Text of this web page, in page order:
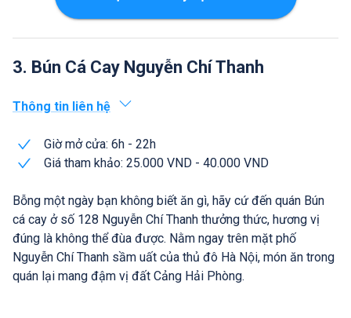
3. Bún Cá Cay Nguyễn Chí Thanh
Thông tin liên hệ
Giờ mở cửa: 6h - 22h
Giá tham khảo: 25.000 VND - 40.000 VND
Bỗng một ngày bạn không biết ăn gì, hãy cứ đến quán Bún
cá cay ở số 128 Nguyễn Chí Thanh thưởng thức, hương vị
đúng là không thể đùa được. Nằm ngay trên mặt phố
Nguyễn Chí Thanh sầm uất của thủ đô Hà Nội, món ăn trong
quán lại mang đậm vị đất Cảng Hải Phòng.